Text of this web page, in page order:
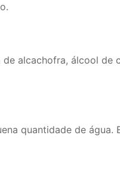
alcachofra, álcool de
quantidade de